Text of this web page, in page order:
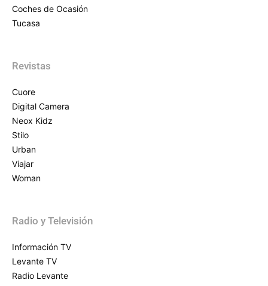
Coches de Ocasión
Tucasa
Revistas
Cuore
Digital Camera
Neox Kidz
Stilo
Urban
Viajar
Woman
Radio y Televisión
Información TV
Levante TV
Radio Levante